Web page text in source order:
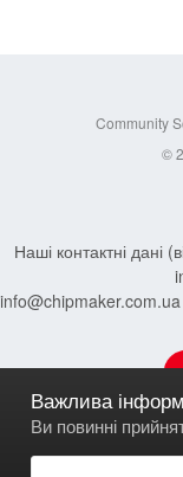
Community
©
Важлива
Ви повинні
Наші контактні
info@chipmaker.com.ua